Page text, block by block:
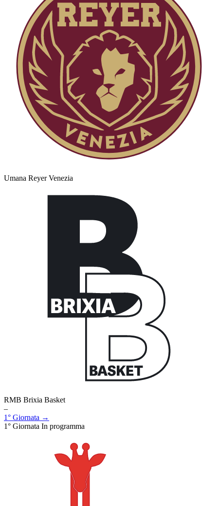
Umana Reyer Venezia
RMB Brixia Basket
–
1° Giornata →
1° Giornata In programma